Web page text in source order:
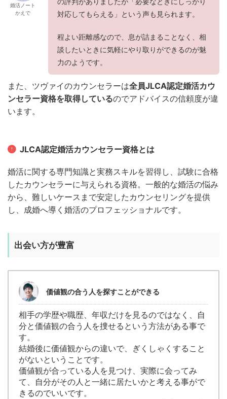
婚活ノート
かえで
対応してもらえる」という声も見られます。
程よい距離感なので、息が詰まることなく、相
談したいときに気軽にやり取りができるのが魅
力のようです。
また、ツヴァイのカウンセラーは全員JLCA認定婚活カウ
ンセラー資格を取得しているのでアドバイスの信頼度が違
います。
JLCA認定婚活カウンセラー資格とは
婚活に関する専門知識と実務スキルを習得し、試験に合格
したカウンセラーに与えられる資格。一般的な婚活の悩み
から、難しいケースまで安定したカウンセリングを提供
し、成婚へ導く婚活のプロフェッショナルです。
出会い方が豊富
価値観の合う人を探すことができる
相手の学歴や職歴、年収だけを見るのではなく、自
分と価値観の合う人を捜せるという方法がある事で
す。
結婚後に価値観からの違いで、ぎくしゃくすること
がないということです。
価値観が合っている人を見つけ、実際に会ってみ
て、自分がその人と一緒に居たいかと考える事がで
きるのでいいです。